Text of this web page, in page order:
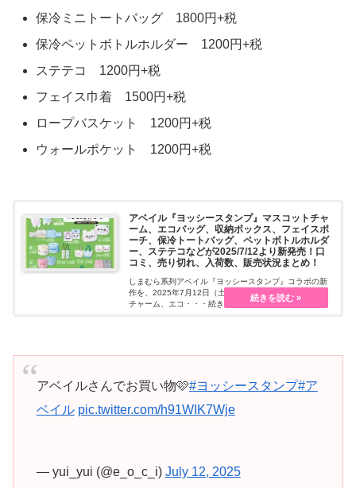
保冷ミニトートバッグ 1800円+税
保冷ペットボトルホルダー 1200円+税
ステテコ 1200円+税
フェイス巾着 1500円+税
ロープバスケット 1200円+税
ウォールポケット 1200円+税
アベイル『ヨッシースタンプ』マスコットチャ
ーム、エコバッグ、収納ボックス、フェイスポ
ーチ、保冷トートバッグ、ペットボトルホルダ
ー、ステテコなどが2025/7/12より新発売！口
コミ、売り切れ、入荷数、販売状況まとめ！
しまむら系列アベイル『ヨッシースタンプ』コラボの新
作を、2025年7月12日（土）～販売します。マスコット
チャーム、エコ・・・続きを読む
アベイルさんでお買い物🩷#ヨッシースタンプ#ア
ベイル pic.twitter.com/h91WIK7Wje
— yui_yui (@e_o_c_i) July 12, 2025